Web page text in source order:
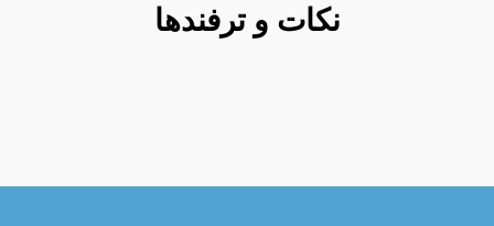
نکات و ترفندها